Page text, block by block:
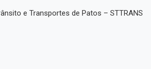
e Transportes de Patos – STTRANS